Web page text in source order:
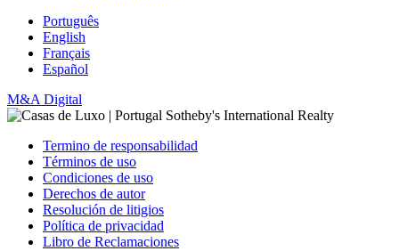
Português
English
Français
Español
M&A Digital
Termino de responsabilidad
Términos de uso
Condiciones de uso
Derechos de autor
Resolución de litigios
Política de privacidad
Libro de Reclamaciones